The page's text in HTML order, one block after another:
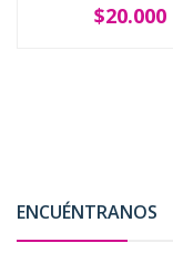
$20.000
ENCUÉNTRANOS